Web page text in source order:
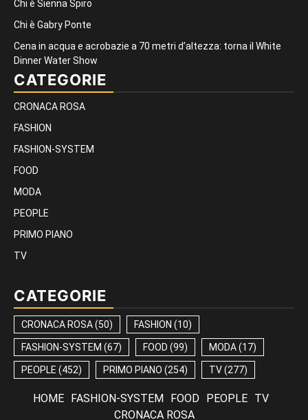
Chi è Sienna Spiro
Chi è Gabry Ponte
Cena in acqua e acrobazie a 70 metri d’altezza: torna il White
Dinner Water Show
CATEGORIE
CRONACA ROSA
FASHION
FASHION-SYSTEM
FOOD
MODA
PEOPLE
PRIMO PIANO
TV
CATEGORIE
CRONACA ROSA(50) FASHION (10)
FASHION-SYSTEM (67) FOOD (99) MODA(17)
PEOPLE (452) PRIMO PIANO (254) TV(277)
HOME FASHION-SYSTEM FOOD PEOPLE
TV
CRONACA ROSA